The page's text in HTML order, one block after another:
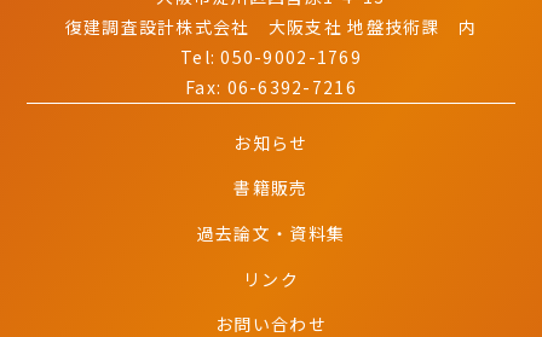
復建調査設計株式会社 大阪支社 地盤技術課 内
Tel:050-9002-1769
Fax: 06-6392-7216
お知らせ
書籍販売
過去論文・資料集
リンク
お問い合わせ